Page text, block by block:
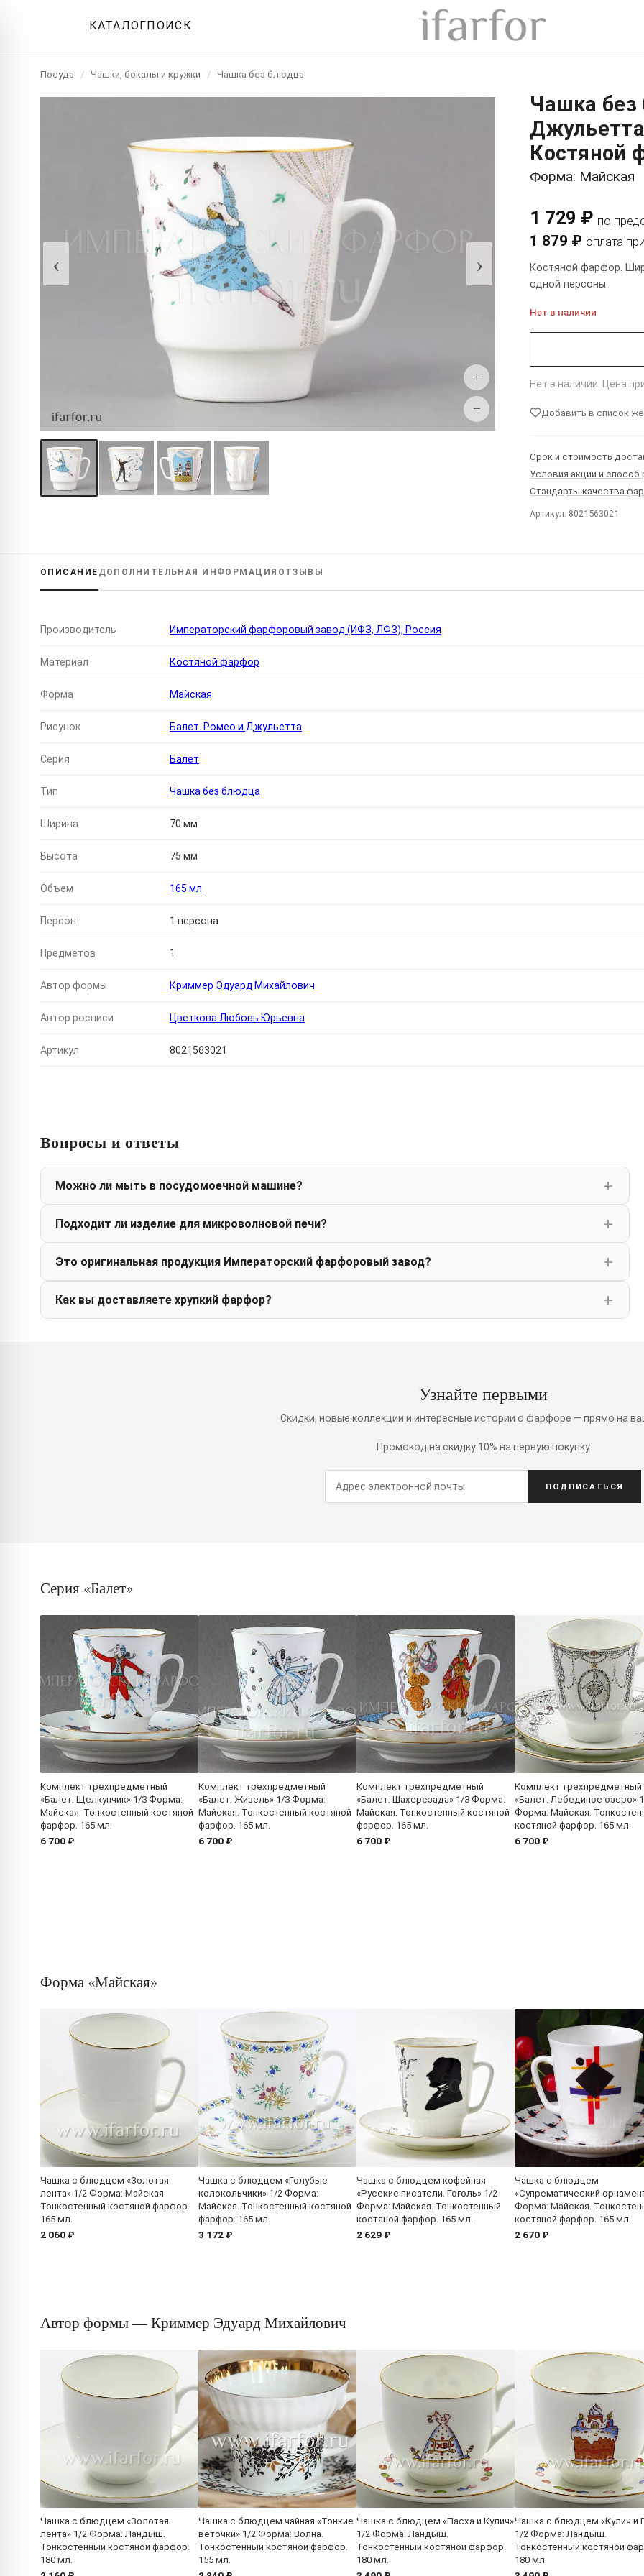
КАТАЛОГПОИСК
Посуда / Чашки, бокалы и кружки / Чашка без блюдца
‹ ›
+
−
Чашка без
Костяной
Форма: Майская
1 729 ₽ по
1 879 ₽ оплата
Костяной фарфор.
одной персоны.
Нет в наличии
Нет в наличии. Цена
Добавить в список
Срок и стоимость
Условия акции и способ
Стандарты качества
Артикул: 8021563021
ОПИСАНИЕ ДОПОЛНИТЕЛЬНАЯ ИНФОРМАЦИЯ ОТЗЫВЫ
Производитель Императорский фарфоровый завод (ИФЗ, ЛФЗ), Россия
Материал Костяной фарфор
Форма Майская
Рисунок Балет. Ромео и Джульетта
Серия Балет
Тип Чашка без блюдца
Ширина 70 мм
Высота 75 мм
Объем 165 мл
Персон 1 персона
Предметов 1
Автор формы Криммер Эдуард Михайлович
Автор росписи Цветкова Любовь Юрьевна
Артикул 8021563021
Вопросы и ответы
Можно ли мыть в посудомоечной машине?
Подходит ли изделие для микроволновой печи?
Это оригинальная продукция Императорский фарфоровый завод?
Как вы доставляете хрупкий фарфор?
Узнайте первыми
Скидки, новые коллекции и интересные истории о фарфоре — прямо на
Промокод на скидку 10% на первую покупку
ПОДПИСАТЬСЯ
Серия «Балет»
Комплект трехпредметный
«Балет. Щелкунчик» 1/3 Форма:
Майская. Тонкостенный костяной
фарфор. 165 мл.
6 700 ₽
Комплект трехпредметный
«Балет. Жизель» 1/3 Форма:
Майская. Тонкостенный костяной
фарфор. 165 мл.
6 700 ₽
Комплект трехпредметный
«Балет. Шахерезада» 1/3 Форма:
Майская. Тонкостенный костяной
фарфор. 165 мл.
6 700 ₽
Комплект трехпредметный
«Балет. Лебединое озеро»
Форма: Майская.
костяной фарфор. 165 мл.
6 700 ₽
Форма «Майская»
Чашка с блюдцем «Золотая
лента» 1/2 Форма: Майская.
Тонкостенный костяной фарфор.
165 мл.
2 060 ₽
Чашка с блюдцем «Голубые
колокольчики» 1/2 Форма:
Майская. Тонкостенный костяной
фарфор. 165 мл.
3 172 ₽
Чашка с блюдцем кофейная
«Русские писатели. Гоголь» 1/2
Форма: Майская. Тонкостенный
костяной фарфор. 165 мл.
2 629 ₽
Чашка с блюдцем
«Супрематический
Форма: Майская.
костяной фарфор. 165 мл.
2 670 ₽
Автор формы — Криммер Эдуард Михайлович
Чашка с блюдцем «Золотая
лента» 1/2 Форма: Ландыш.
Тонкостенный костяной фарфор.
180 мл.
Чашка с блюдцем чайная «Тонкие
веточки» 1/2 Форма: Волна.
Тонкостенный костяной фарфор.
155 мл.
Чашка с блюдцем «Пасха и Кулич»
1/2 Форма: Ландыш.
Тонкостенный костяной фарфор.
180 мл.
Чашка с блюдцем «Кулич и
1/2 Форма: Ландыш.
Тонкостенный костяной
180 мл.